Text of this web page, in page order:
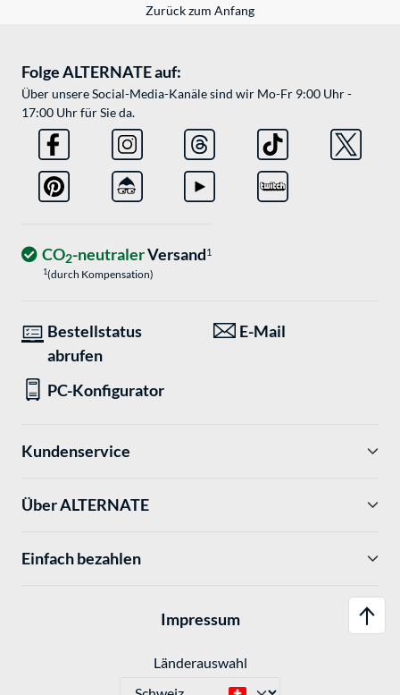
Zurück zum Anfang
Folge ALTERNATE auf:
Über unsere Social-Media-Kanäle sind wir Mo-Fr 9:00 Uhr -
17:00 Uhr für Sie da.
CO2-neutralerVersand1
1(durch Kompensation)
Bestellstatus
abrufen
E-Mail
PC-Konfigurator
Kundenservice
Über ALTERNATE
Einfach bezahlen
Impressum
Länderauswahl